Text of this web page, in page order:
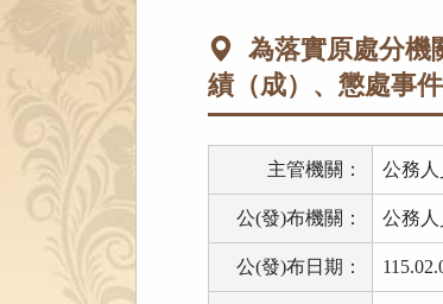
為落實原處分機
績（成）、懲處事
主管機關： 公務
公(發)布機關： 公務
公(發)布日期：